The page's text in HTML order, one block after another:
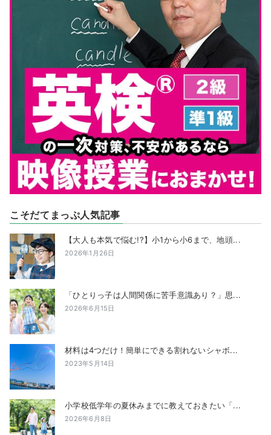
こそだてまっぷ人気記事
【大人も本気で悩む!?】小1から小6まで、地頭...
2026年1月26日
「ひとりっ子は人間関係に苦手意識あり？」思...
2026年6月15日
材料は4つだけ！簡単にできる割れないシャボ...
2023年5月14日
小学校低学年の夏休みまでに教えておきたい「...
2026年6月8日